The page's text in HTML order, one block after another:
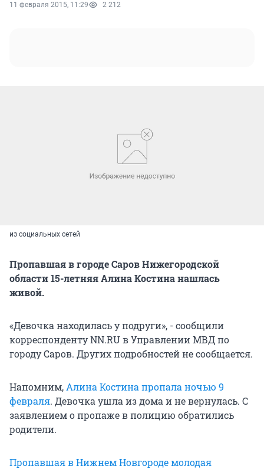
11 февраля 2015, 11:29 2 212
из социальных сетей
Пропавшая в городе Саров Нижегородской
области 15-летняя Алина Костина нашлась
живой.
«Девочка находилась у подруги», - сообщили
корреспонденту NN.RU в Управлении МВД по
городу Саров. Других подробностей не сообщается.
Напомним, Алина Костина пропала ночью 9
февраля. Девочка ушла из дома и не вернулась. С
заявлением о пропаже в полицию обратились
родители.
Пропавшая в Нижнем Новгороде молодая